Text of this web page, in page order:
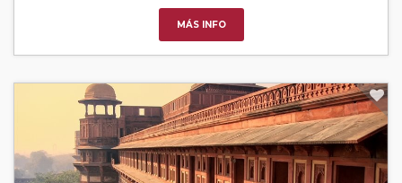
MÁS INFO